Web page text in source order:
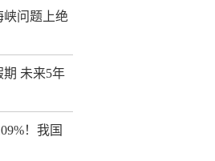
峡问题上绝
未来5年
！我国